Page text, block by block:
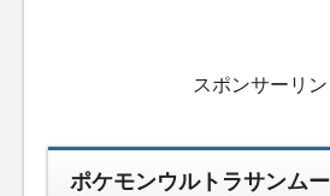
スポンサーリン
ポケモンウルトラサンム